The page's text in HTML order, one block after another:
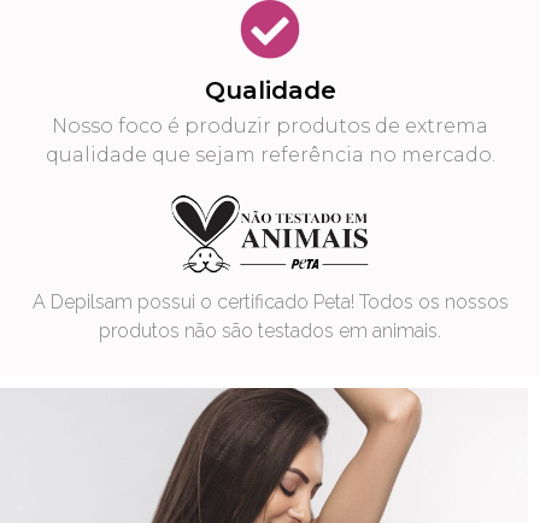
Qualidade
Nosso foco é produzir produtos de extrema
qualidade que sejam referência no mercado.
A Depilsam possui o certificado Peta! Todos os nossos
produtos não são testados em animais.